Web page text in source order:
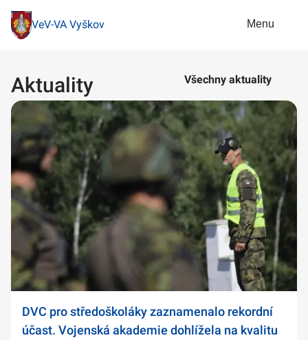
VeV-VA Vyškov Menu
Aktuality Všechny aktuality
DVC pro středoškoláky zaznamenalo rekordní
účast. Vojenská akademie dohlížela na kvalitu